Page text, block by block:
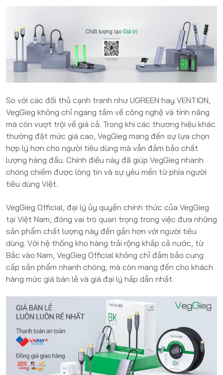
So với các đối thủ cạnh tranh như UGREEN hay VENTION,
VegGieg không chỉ ngang tầm về công nghệ và tính năng
mà còn vượt trội về giá cả. Trong khi các thương hiệu khác
thường đặt mức giá cao, VegGieg mang đến sự lựa chọn
hợp lý hơn cho người tiêu dùng mà vẫn đảm bảo chất
lượng hàng đầu. Chính điều này đã giúp VegGieg nhanh
chóng chiếm được lòng tin và sự yêu mến từ phía người
tiêu dùng Việt.
VegGieg Official, đại lý ủy quyền chính thức của VegGieg
tại Việt Nam, đóng vai trò quan trọng trong việc đưa những
sản phẩm chất lượng này đến gần hơn với người tiêu
dùng. Với hệ thống kho hàng trải rộng khắp cả nước, từ
Bắc vào Nam, VegGieg Official không chỉ đảm bảo cung
cấp sản phẩm nhanh chóng, mà còn mang đến cho khách
hàng mức giá bán lẻ và giá đại lý hấp dẫn nhất.